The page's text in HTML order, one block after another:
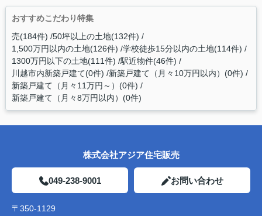
おすすめこだわり特集
売(184件) 50坪以上の土地(132件)
1,500万円以内の土地(126件) 学校徒歩15分以内の土地(114件)
1300万円以下の土地(111件) 駅近物件(46件)
川越市内新築戸建て(0件) 新築戸建て（月々10万円以内）(0件)
新築戸建て（月々11万円～）(0件)
新築戸建て（月々8万円以内）(0件)
株式会社アジア住宅販売
049-238-9001 お問い合わせ
〒350-1129